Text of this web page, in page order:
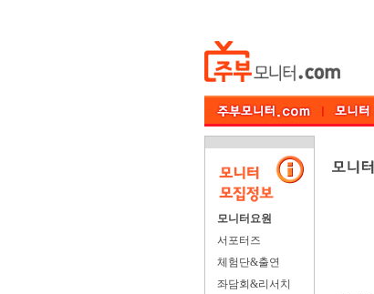
모니터요원
서포터즈
체험단&출연
좌담회&리서치